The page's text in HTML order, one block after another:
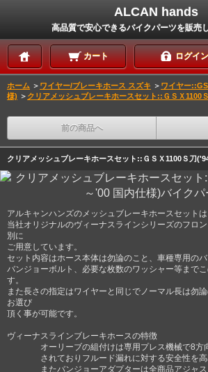
ALCAN hands
高品質で安心できるバイクパーツを販売
カート ログイン
ホーム ＞ ワイヤー/ブレーキホース スズキ ＞ ワイヤー
様) ＞ クリアメッシュブレーキホースセット::ＧＳＸ1100
前の商品へ
クリアメッシュブレーキホースセット::ＧＳＸ1100Ｓ刀
アルキャンハンズのメッシュブレーキホースセットは
当社オリジナルのヴィーナスラインシリーズのフロ
別に
ご用意しています。
セット内容はホース本体は勿論のこと、車種専用の
バンジョーボルト、必要な枚数のワッシャー等まで
す。
また長さの指定はワイヤーと同じでノーマル長は勿
お選び
頂く事が可能です。
ヴィーナスラインブレーキホースの特徴
オーリーブの組付けは専用プレス機械で8方向
されておりフルード漏れに対する安全性を高
またバンジョーアダプターは全商品アジャス